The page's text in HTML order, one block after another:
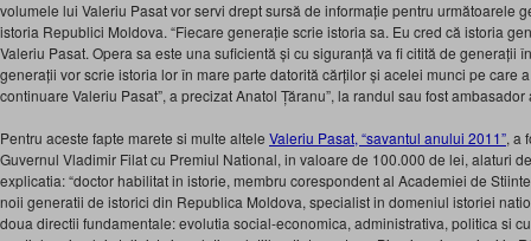
volumele lui Valeriu Pasat vor servi drept sursă de informație pentru următoarele
istoria Republici Moldova. “Fiecare generație scrie istoria sa. Eu cred că istoria
Valeriu Pasat. Opera sa este una suficientă și cu siguranță va fi citită de generații
generații vor scrie istoria lor în mare parte datorită cărților și acelei munci pe care
continuare Valeriu Pasat”, a precizat Anatol Țăranu”, la randul sau fost
Pentru aceste fapte marete si multe altele Valeriu Pasat, “savantul anului 2011”, a
Guvernul Vladimir Filat cu Premiul National, in valoare de 100.000 de lei, alaturi
explicatia: “doctor habilitat in istorie, membru corespondent al Academiei de
noii generatii de istorici din Republica Moldova, specialist in domeniul istoriei
doua directii fundamentale: evolutia social-economica, administrativa, politica si